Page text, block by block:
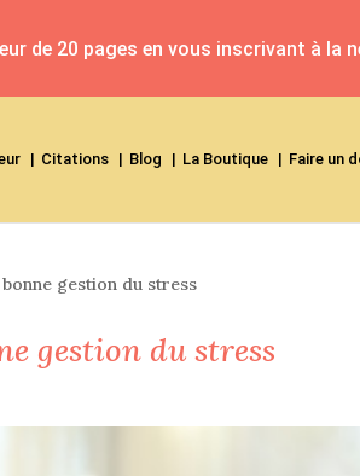
Citations Blog La Boutique Faire un
gestion du stress
gestion du stress
de 20 pages en vous inscrivant à la